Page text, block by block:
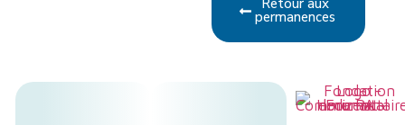
Retour aux
permanences